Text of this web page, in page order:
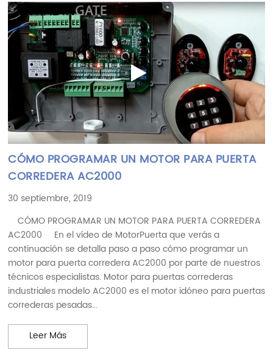
CÓMO PROGRAMAR UN MOTOR PARA PUERTA
CORREDERA AC2000
30 septiembre, 2019
CÓMO PROGRAMAR UN MOTOR PARA PUERTA CORREDERA
AC2000 En el vídeo de MotorPuerta que verás a
continuación se detalla paso a paso cómo programar un
motor para puerta corredera AC2000 por parte de nuestros
técnicos especialistas. Motor para puertas correderas
industriales modelo AC2000 es el motor idóneo para puertas
correderas pesadas...
Leer MásCÓMO PROGRAMAR UN MOTOR PARA PUERTA